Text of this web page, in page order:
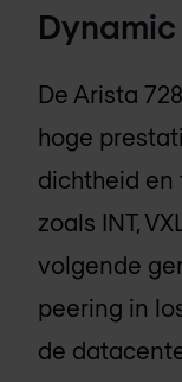
De Arista
hoge
dichtheid
zoals INT,
volgende
peering in
de